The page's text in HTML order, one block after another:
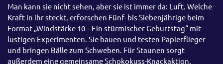
Man kann sie nicht sehen, aber sie ist immer da: Luft. Welche
Kraft in ihr steckt, erforschen Fünf- bis Siebenjährige beim
Format „Windstärke 10 – Ein stürmischer Geburtstag“ mit
lustigen Experimenten. Sie bauen und testen Papierflieger
und bringen Bälle zum Schweben. Für Staunen sorgt
außerdem eine gemeinsame Schokokuss-Knackaktion.